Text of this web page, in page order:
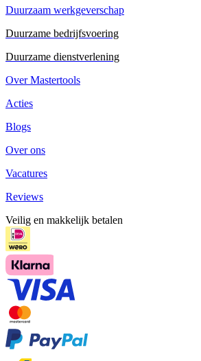
Duurzaam werkgeverschap
Duurzame bedrijfsvoering
Duurzame dienstverlening
Over Mastertools
Acties
Blogs
Over ons
Vacatures
Reviews
Veilig en makkelijk betalen